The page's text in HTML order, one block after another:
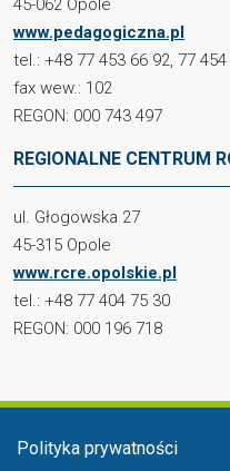
www.pedagogiczna.pl
tel.: +48 77 453 66 92, 77
fax wew.: 102
REGON: 000 743 497
REGIONALNE CENTRUM
ul. Głogowska 27
45-315 Opole
www.rcre.opolskie.pl
tel.: +48 77 404 75 30
REGON: 000 196 718
Menu stopka
Polityka prywatności